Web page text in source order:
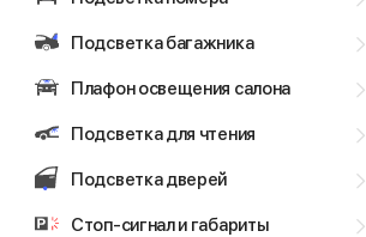
Подсветка багажника
Плафон освещения салона
Подсветка для чтения
Подсветка дверей
Стоп-сигнал и габариты